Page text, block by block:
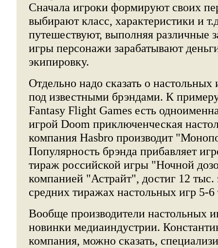
Сначала игроки формируют своих
выбирают класс, характеристики и
путешествуют, выполняя различные
игры персонажи зарабатывают
экипировку.
Отдельно надо сказать о
под известными брэндами. К
Fantasy Flight Games есть
игрой Doom приключенческая
компания Hasbro производит
Популярность брэнда прибавляет
тираж российской игры "Ночной
компанией "Астрайт", достиг 12 тыс.
средних тиражах настольных игр 5-6
Вообще производители настольных
новинки медиаиндустрии.
компания, можно сказать,